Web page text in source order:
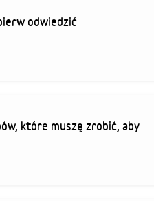
odwiedzić
które muszę zrobić, aby